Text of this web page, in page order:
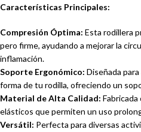
Características Principales:
Compresión Óptima: Esta rodillera
pero firme, ayudando a mejorar la
inflamación.
Soporte Ergonómico: Diseñada
forma de tu rodilla, ofreciendo un
Material de Alta Calidad:
elásticos que permiten un uso
Versátil: Perfecta para diversas